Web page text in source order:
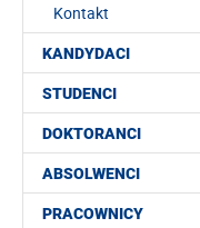
Kontakt
KANDYDACI
STUDENCI
DOKTORANCI
ABSOLWENCI
PRACOWNICY